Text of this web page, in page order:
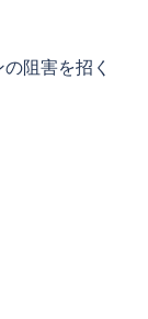
阻害を招く